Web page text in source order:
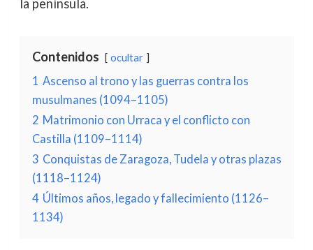
la península.
Contenidos ocultar
1 Ascenso al trono y las guerras contra los
musulmanes (1094–1105)
2 Matrimonio con Urraca y el conflicto con
Castilla (1109–1114)
3 Conquistas de Zaragoza, Tudela y otras plazas
(1118–1124)
4 Últimos años, legado y fallecimiento (1126–
1134)